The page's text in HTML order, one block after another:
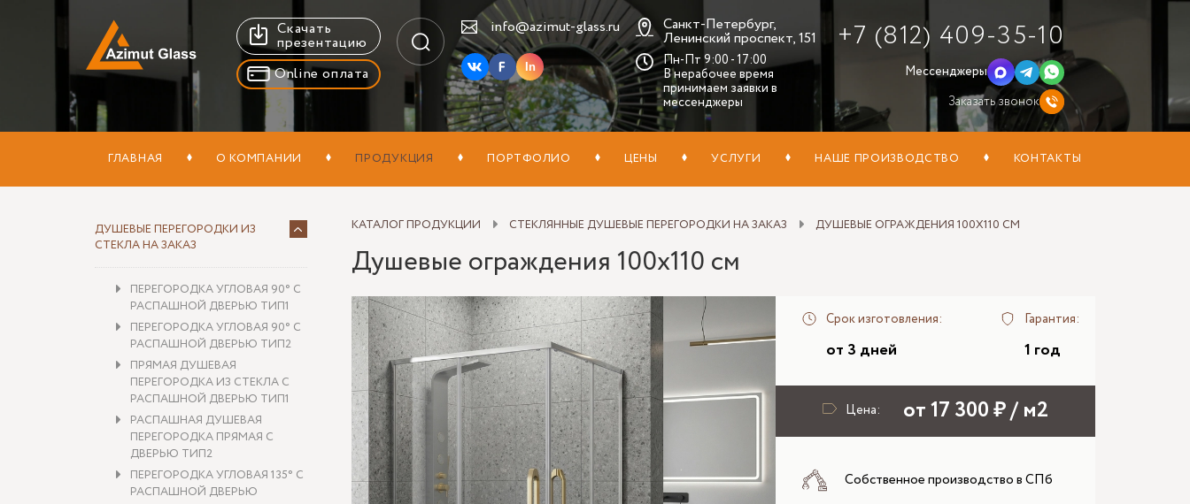
Скачать
презентацию
Online оплата
info@azimut-glass.ru
In
Санкт-Петербург,
Ленинский проспект, 151
Пн-Пт 9:00 - 17:00
В нерабочее время
принимаем заявки в
мессенджеры
+7 (812) 409-35-10
Мессенджеры
Заказать звонок
ГЛАВНАЯ О КОМПАНИИ ПРОДУКЦИЯ ПОРТФОЛИО ЦЕНЫ УСЛУГИ НАШЕ ПРОИЗВОДСТВО КОНТАКТЫ
ДУШЕВЫЕ ПЕРЕГОРОДКИ ИЗ
СТЕКЛА НА ЗАКАЗ
ПЕРЕГОРОДКА УГЛОВАЯ 90° С
РАСПАШНОЙ ДВЕРЬЮ ТИП1
ПЕРЕГОРОДКА УГЛОВАЯ 90° С
РАСПАШНОЙ ДВЕРЬЮ ТИП2
ПРЯМАЯ ДУШЕВАЯ
ПЕРЕГОРОДКА ИЗ СТЕКЛА С
РАСПАШНОЙ ДВЕРЬЮ ТИП1
РАСПАШНАЯ ДУШЕВАЯ
ПЕРЕГОРОДКА ПРЯМАЯ С
ДВЕРЬЮ ТИП2
ПЕРЕГОРОДКА УГЛОВАЯ 135° С
РАСПАШНОЙ ДВЕРЬЮ
КАТАЛОГ ПРОДУКЦИИ СТЕКЛЯННЫЕ ДУШЕВЫЕ ПЕРЕГОРОДКИ НА ЗАКАЗ ДУШЕВЫЕ ОГРАЖДЕНИЯ 100Х110 СМ
Душевые ограждения 100х110 см
Срок изготовления:
от 3 дней
Гарантия:
1 год
Цена: от 17 300 ₽ / м2
Собственное производство в СПб